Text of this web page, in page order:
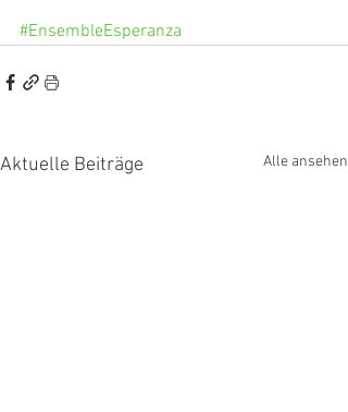
#EnsembleEsperanza
Aktuelle Beiträge Alle ansehen